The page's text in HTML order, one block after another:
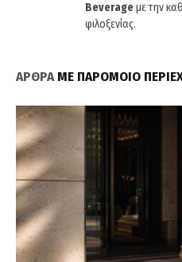
Beverageμε την
φιλοξενίας.
ΑΡΘΡΑΜΕ ΠΑΡΟΜΟΙΟ